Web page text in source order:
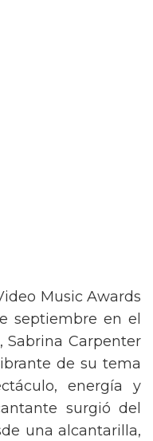
Music Awards
septiembre en el
Sabrina Carpenter
de su tema
energía y
surgió del
una alcantarilla,